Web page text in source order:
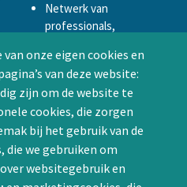
onze eigen cookies en
van deze website:
zijn om de website te
cookies, die zorgen
bij het gebruik van de
we gebruiken om
websitegebruik en
Netwerk van
professionals,
samenwerken in een van
de Special Interest
Groepen (SIG’s) of zelf een
SIG initiëren
Word lid